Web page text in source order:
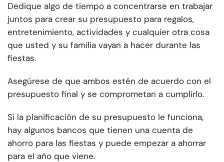
Dedique algo de tiempo a concentrarse en trabajar
juntos para crear su presupuesto para regalos,
entretenimiento, actividades y cualquier otra cosa
que usted y su familia vayan a hacer durante las
fiestas.
Asegúrese de que ambos estén de acuerdo con el
presupuesto final y se comprometan a cumplirlo.
Si la planificación de su presupuesto le funciona,
hay algunos bancos que tienen una cuenta de
ahorro para las fiestas y puede empezar a ahorrar
para el año que viene.